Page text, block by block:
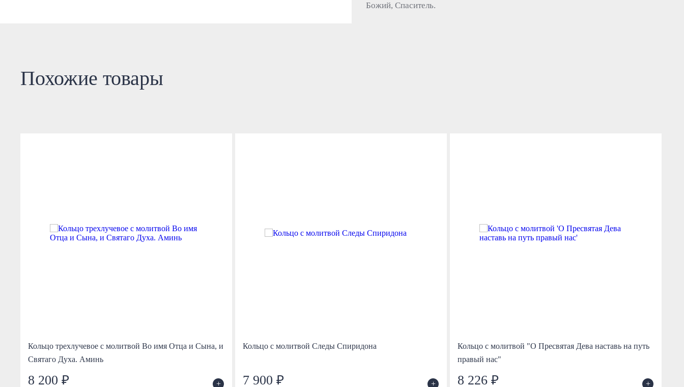
Божий, Спаситель.
Похожие товары
Кольцо трехлучевое с молитвой Во имя Отца и Сына, и
Святаго Духа. Аминь
8 200 ₽ +
Кольцо с молитвой Следы Спиридона
7 900 ₽ +
Кольцо с молитвой "О Пресвятая Дева наставь на путь
правый нас"
8 226 ₽ +